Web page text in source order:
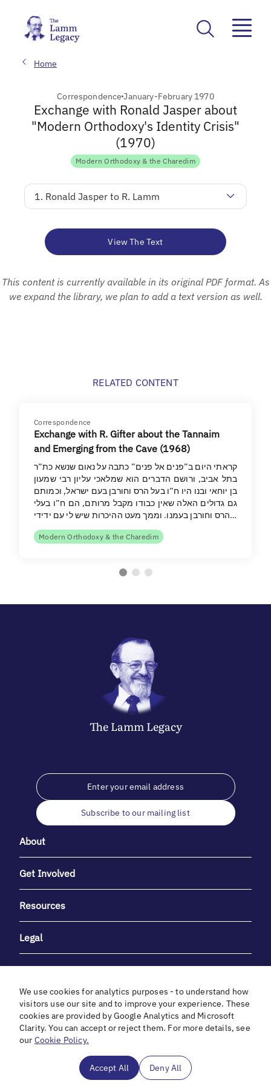
Home
CorrespondenceJanuary-February 1970
Exchange with Ronald Jasper about
"Modern Orthodoxy's Identity Crisis"
(1970)
Modern Orthodoxy & the Charedim
1. Ronald Jasper to R. Lamm
View The Text
This content is currently available in its original PDF format. As
we expand the library, we plan to add a text version as well.
RELATED CONTENT
Correspondence
Exchange with R. Gifter about the Tannaim
and Emerging from the Cave (1968)
קראתי היום ב”פנים אל פנים” כתבה על נאום שנשא כת”ר
בתל אביב, ורושם הדברים הוא שמלאכי עליון רבי שמעון
בן יוחאי ובנו היו ח”ו בעל הרס וחורבן בעם ישראל, וכמותם
גם גדולים האלה שאין כבודו מקבל מרותם, הם ח”ו בעלי
הרס וחורבן בעמנו. וממך מעט ההיכרות שיש לי עם ידידי…
Modern Orthodoxy & the Charedim
The LammLegacy
Subscribe to our mailing list
About
Get Involved
Resources
Legal
With heartfelt gratitude to Debbie & Elliot Gibber for their
unwavering support and generosity.
We use cookies for analytics purposes - to understand how
visitors use our site and to improve your experience. These
cookies are provided by Google Analytics and Microsoft
Clarity. You can accept or reject them. For more details, see
our Cookie Policy.
Accept All Deny All